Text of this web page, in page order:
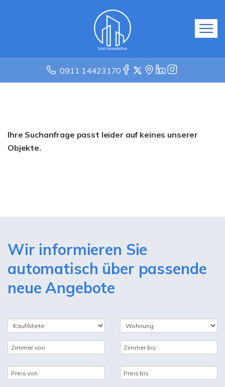
0911 14423170
Ihre Suchanfrage passt leider auf keines unserer
Objekte.
Wir informieren Sie
automatisch über passende
neue Angebote